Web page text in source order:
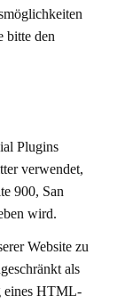
bitte den
Plugins
verwendet,
900, San
wird.
Website zu
als
eines HTML-